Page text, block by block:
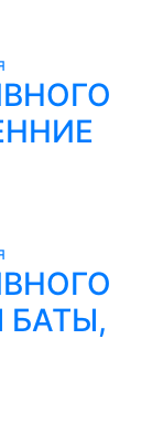
БАТЫ,